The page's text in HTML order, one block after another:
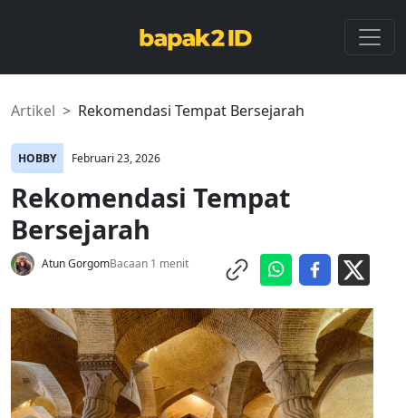
Artikel Rekomendasi Tempat Bersejarah
HOBBY Februari 23, 2026
Rekomendasi Tempat
Bersejarah
Atun GorgomBacaan 1 menit